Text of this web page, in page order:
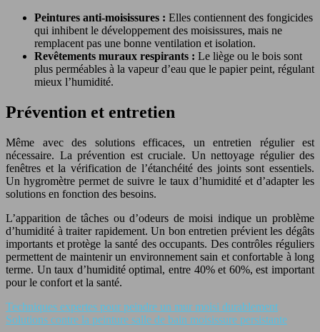
Peintures anti-moisissures : Elles contiennent des fongicides
qui inhibent le développement des moisissures, mais ne
remplacent pas une bonne ventilation et isolation.
Revêtements muraux respirants : Le liège ou le bois sont
plus perméables à la vapeur d’eau que le papier peint, régulant
mieux l’humidité.
Prévention et entretien
Même avec des solutions efficaces, un entretien régulier est
nécessaire. La prévention est cruciale. Un nettoyage régulier des
fenêtres et la vérification de l’étanchéité des joints sont essentiels.
Un hygromètre permet de suivre le taux d’humidité et d’adapter les
solutions en fonction des besoins.
L’apparition de tâches ou d’odeurs de moisi indique un problème
d’humidité à traiter rapidement. Un bon entretien prévient les dégâts
importants et protège la santé des occupants. Des contrôles réguliers
permettent de maintenir un environnement sain et confortable à long
terme. Un taux d’humidité optimal, entre 40% et 60%, est important
pour le confort et la santé.
Techniques expertes pour peindre un mur moisi durablement
Solutions contre la peinture salle de bain moisissure persistante